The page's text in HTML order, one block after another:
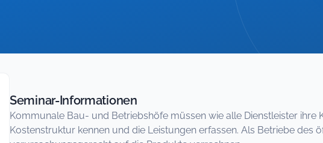
Seminar-Informationen
Kommunale Bau- und Betriebshöfe müssen wie alle Dienstleister ihre
Kostenstruktur kennen und die Leistungen erfassen. Als Betriebe des